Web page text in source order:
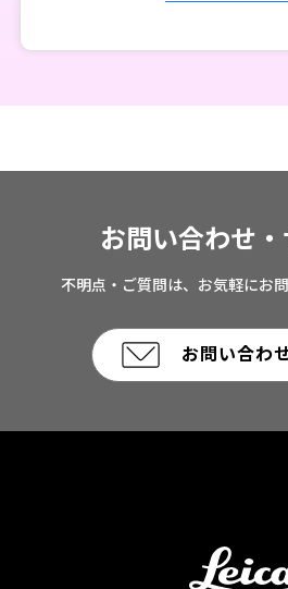
お問い合わせ
不明点・ご質問は、お気軽にお
お問い合わ